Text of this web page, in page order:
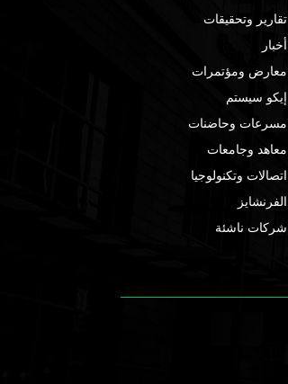
تقارير وتحقيقات
أخبار
معارض ومؤتمرات
إيكو سيستم
مسرعات وحاضنات
معاهد وجامعات
اتصالات وتكنولوجيا
الفرنشايز
شركات ناشئة